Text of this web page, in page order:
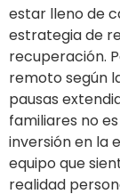
estar lleno de
estrategia de
recuperación.
remoto según
pausas
familiares no
inversión en la
equipo que
realidad